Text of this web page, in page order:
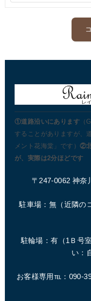
①道路沿いにあります （
することがありますが、
メント花海棠」です） ②
が、実際は2分ほどです
〒247-0062 神
駐車場：無（近隣の
駐輪場：有（1Ｂ号
い：
お客様専用℡：090-